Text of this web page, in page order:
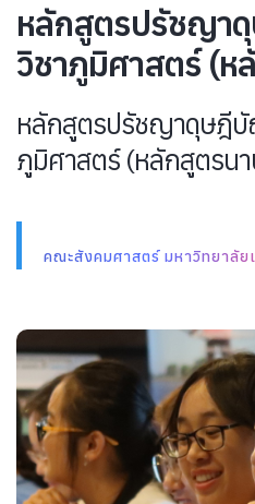
หลักสูตรปรัชญา
วิชาภูมิศาสตร์ (ห
หลักสูตรปรัชญาดุษฎีบั
ภูมิศาสตร์ (หลักสูตรน
คณะสังคมศาสตร์ มหาวิทยาลัย